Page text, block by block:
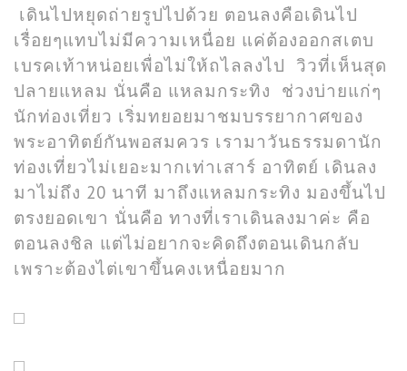
เดินไปหยุดถ่ายรูปไปด้วย ตอนลงคือเดินไป
เรื่อยๆแทบไม่มีความเหนื่อย แค่ต้องออกสเตบ
เบรคเท้าหน่อยเพื่อไม่ให้ถไลลงไป วิวที่เห็นสุด
ปลายแหลม นั่นคือ แหลมกระทิง ช่วงบ่ายแก่ๆ
นักท่องเที่ยว เริ่มทยอยมาชมบรรยากาศของ
พระอาทิตย์กันพอสมควร เรามาวันธรรมดานัก
ท่องเที่ยวไม่เยอะมากเท่าเสาร์ อาทิตย์ เดินลง
มาไม่ถึง 20 นาที มาถึงแหลมกระทิง มองขึ้นไป
ตรงยอดเขา นั่นคือ ทางที่เราเดินลงมาค่ะ คือ
ตอนลงชิล แต่ไม่อยากจะคิดถึงตอนเดินกลับ
เพราะต้องไต่เขาขึ้นคงเหนื่อยมาก